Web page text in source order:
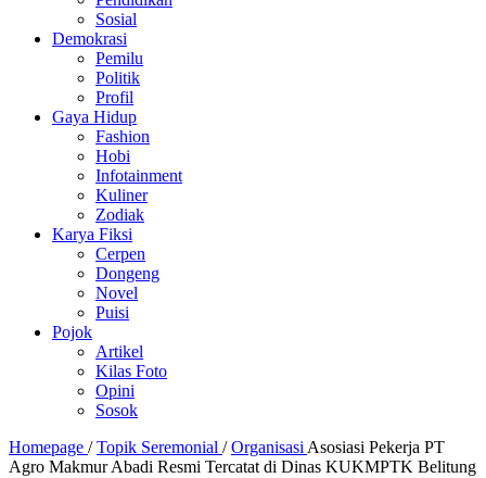
Sosial
Demokrasi
Pemilu
Politik
Profil
Gaya Hidup
Fashion
Hobi
Infotainment
Kuliner
Zodiak
Karya Fiksi
Cerpen
Dongeng
Novel
Puisi
Pojok
Artikel
Kilas Foto
Opini
Sosok
Homepage / Topik Seremonial / Organisasi Asosiasi Pekerja PT
Agro Makmur Abadi Resmi Tercatat di Dinas KUKMPTK Belitung